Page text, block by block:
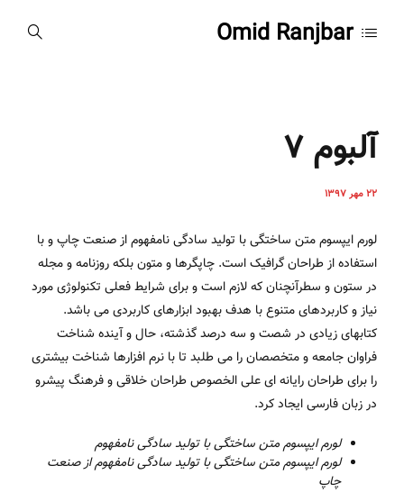
Omid Ranjbar
آلبوم 7
22 مهر 1397
لورم ایپسوم متن ساختگی با تولید سادگی نامفهوم از صنعت چاپ و با
استفاده از طراحان گرافیک است. چاپگرها و متون بلکه روزنامه و مجله
در ستون و سطرآنچنان که لازم است و برای شرایط فعلی تکنولوژی مورد
نیاز و کاربردهای متنوع با هدف بهبود ابزارهای کاربردی می باشد.
کتابهای زیادی در شصت و سه درصد گذشته، حال و آینده شناخت
فراوان جامعه و متخصصان را می طلبد تا با نرم افزارها شناخت بیشتری
را برای طراحان رایانه ای علی الخصوص طراحان خلاقی و فرهنگ پیشرو
در زبان فارسی ایجاد کرد.
لورم ایپسوم متن ساختگی با تولید سادگی نامفهوم
لورم ایپسوم متن ساختگی با تولید سادگی نامفهوم از صنعت
چاپ